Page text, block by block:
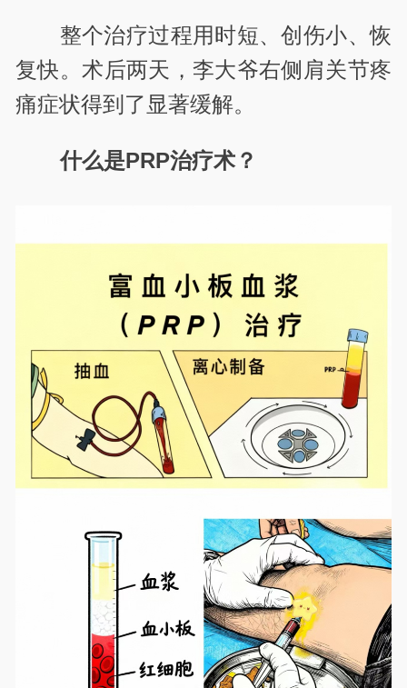
整个治疗过程用时短、创伤小、恢
复快。术后两天，李大爷右侧肩关节疼
痛症状得到了显著缓解。
什么是PRP治疗术？